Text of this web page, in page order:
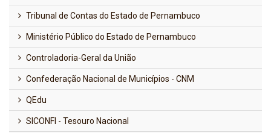
Tribunal de Contas do Estado de Pernambuco
Ministério Público do Estado de Pernambuco
Controladoria-Geral da União
Confederação Nacional de Municípios - CNM
QEdu
SICONFI - Tesouro Nacional